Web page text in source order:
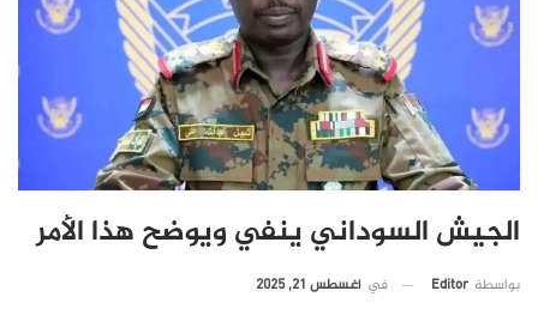
الجيش السوداني ينفي ويوضح هذا الأمر
بواسطة Editor في أغسطس 21, 2025